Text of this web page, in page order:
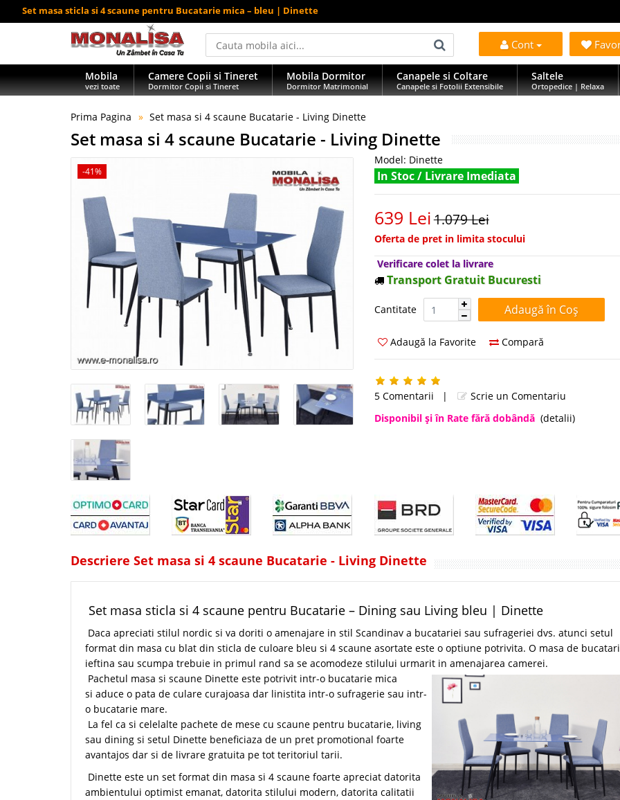
Set masa sticla si 4 scaune pentru Bucatarie mica – bleu | Dinette
Cont
Mobila
vezi toate
Camere Copii si Tineret
Dormitor Copii si Tineret
Mobila Dormitor
Dormitor Matrimonial
Canapele si Coltare
Canapele si Fotolii Extensibile
Saltele
Ortopedice | Relaxa
Prima Pagina Set masa si 4 scaune Bucatarie - Living Dinette
Set masa si 4 scaune Bucatarie - Living Dinette
-41%
Model: Dinette
In Stoc / Livrare Imediata
639 Lei1.079 Lei
Oferta de pret in limita stocului
Verificare colet la livrare
Transport Gratuit Bucuresti
Cantitate Cantitate:
Adaugă la Favorite Compară
5 Comentarii |
Scrie un Comentariu
Disponibil şi în Rate fără dobândă (detalii)
Descriere Set masa si 4 scaune Bucatarie - Living Dinette
Set masa sticla si 4 scaune pentru Bucatarie – Dining sau Living bleu | Dinette
Daca apreciati stilul nordic si va doriti o amenajare in stil Scandinav a bucatariei sau sufrageriei dvs. atunci setul
format din masa cu blat din sticla de culoare bleu si 4 scaune asortate este o optiune potrivita. O masa de
ieftina sau scumpa trebuie in primul rand sa se acomodeze stilului urmarit in amenajarea camerei.
Pachetul masa si scaune Dinette este potrivit intr-o bucatarie mica
si aduce o pata de culare curajoasa dar linistita intr-o sufragerie sau intr-
o bucatarie mare.
La fel ca si celelalte pachete de mese cu scaune pentru bucatarie, living
sau dining si setul Dinette beneficiaza de un pret promotional foarte
avantajos dar si de livrare gratuita pe tot teritoriul tarii.
Dinette este un set format din masa si 4 scaune foarte apreciat datorita
ambientului optimist emanat, datorita stilului modern, datorita calitatii